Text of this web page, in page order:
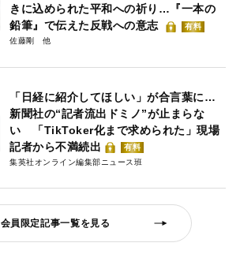
きに込められた平和への祈り…『一本の
鉛筆』で伝えた反戦への意志
有料
佐藤剛
「日経に紹介してほしい」が合言葉に…
新聞社の“記者流出ドミノ”が止まらな
い 「TikToker化まで求められた」現場
記者から不満続出
有料
集英社オンライン編集部ニュース班
会員限定記事一覧を見る